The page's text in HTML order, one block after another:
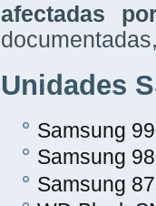
afectadas
Unidades
Samsung
Samsung
Samsung